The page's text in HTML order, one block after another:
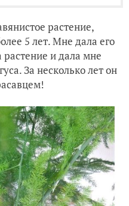
растение,
5 лет. Мне дала его
и дала мне
За несколько лет он